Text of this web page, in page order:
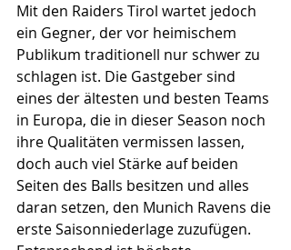
Mit den Raiders Tirol wartet jedoch
ein Gegner, der vor heimischem
Publikum traditionell nur schwer zu
schlagen ist. Die Gastgeber sind
eines der ältesten und besten Teams
in Europa, die in dieser Season noch
ihre Qualitäten vermissen lassen,
doch auch viel Stärke auf beiden
Seiten des Balls besitzen und alles
daran setzen, den Munich Ravens die
erste Saisonniederlage zuzufügen.